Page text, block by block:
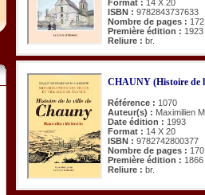
Format : 14 X 20
ISBN : 9782843737633
Nombre de pages : 172
Première édition : 1923
Reliure : br.
CHAUNY (Histoire de
Référence : 1070
Auteur(s) : Maximilien
Date édition : 1993
Format : 14 X 20
ISBN : 9782742800377
Nombre de pages : 170
Première édition : 1866
Reliure : br.